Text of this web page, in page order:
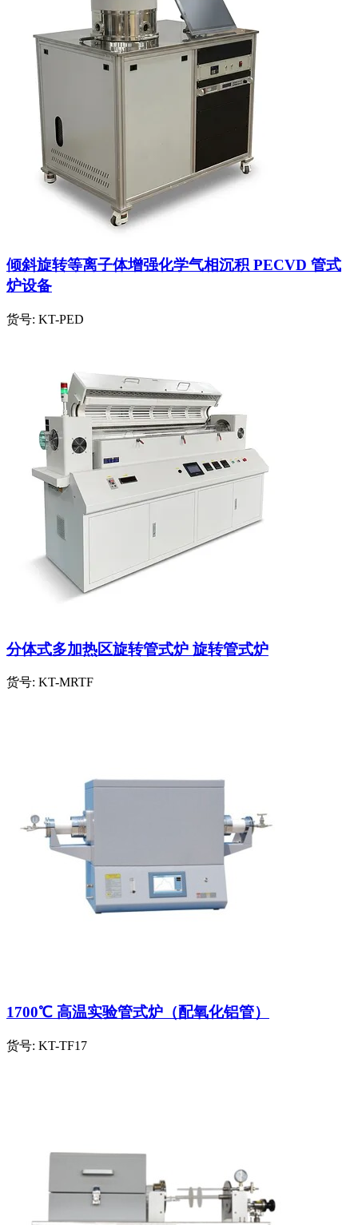
倾斜旋转等离子体增强化学气相沉积 PECVD 管式
炉设备
货号: KT-PED
分体式多加热区旋转管式炉 旋转管式炉
货号: KT-MRTF
1700℃ 高温实验管式炉（配氧化铝管）
货号: KT-TF17